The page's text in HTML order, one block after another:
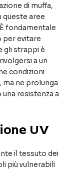
di muffa,
queste aree
fondamentale
per evitare
gli strappi è
a un
condizioni
ma ne prolunga
resistenza a
UV
il tessuto dei
più vulnerabili